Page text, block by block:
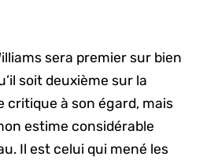
sera premier sur bien
soit deuxième sur la
critique à son égard, mais
estime considérable
Il est celui qui mené les